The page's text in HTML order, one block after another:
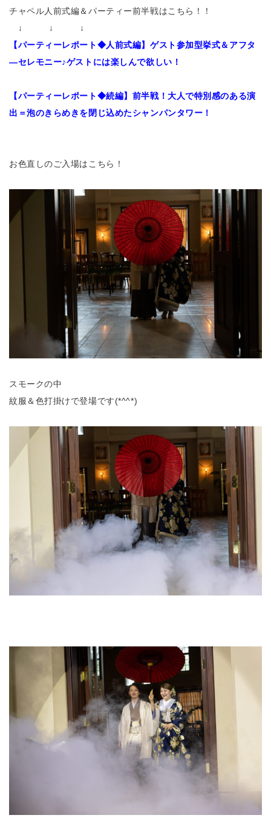
チャペル人前式編＆パーティー前半戦はこちら！！
↓ ↓ ↓
【パーティーレポート◆人前式編】ゲスト参加型挙式＆アフタ
―セレモニー♪ゲストには楽しんで欲しい！
【パーティーレポート◆続編】前半戦！大人で特別感のある演
出＝泡のきらめきを閉じ込めたシャンパンタワー！
お色直しのご入場はこちら！
スモークの中
紋服＆色打掛けで登場です(*^^*)